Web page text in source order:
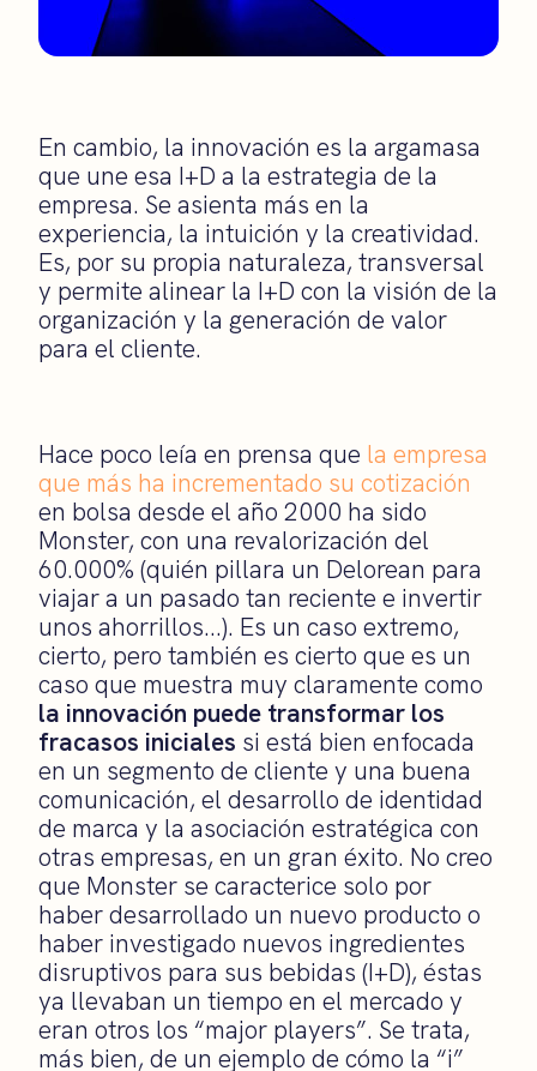
En cambio, la innovación es la argamasa
que une esa I+D a la estrategia de la
empresa. Se asienta más en la
experiencia, la intuición y la creatividad.
Es, por su propia naturaleza, transversal
y permite alinear la I+D con la visión de la
organización y la generación de valor
para el cliente.
Hace poco leía en prensa que la empresa
que más ha incrementado su cotización
en bolsa desde el año 2000 ha sido
Monster, con una revalorización del
60.000% (quién pillara un Delorean para
viajar a un pasado tan reciente e invertir
unos ahorrillos…). Es un caso extremo,
cierto, pero también es cierto que es un
caso que muestra muy claramente como
la innovación puede transformar los
fracasos iniciales si está bien enfocada
en un segmento de cliente y una buena
comunicación, el desarrollo de identidad
de marca y la asociación estratégica con
otras empresas, en un gran éxito. No creo
que Monster se caracterice solo por
haber desarrollado un nuevo producto o
haber investigado nuevos ingredientes
disruptivos para sus bebidas (I+D), éstas
ya llevaban un tiempo en el mercado y
eran otros los “major players”. Se trata,
más bien, de un ejemplo de cómo la “i”